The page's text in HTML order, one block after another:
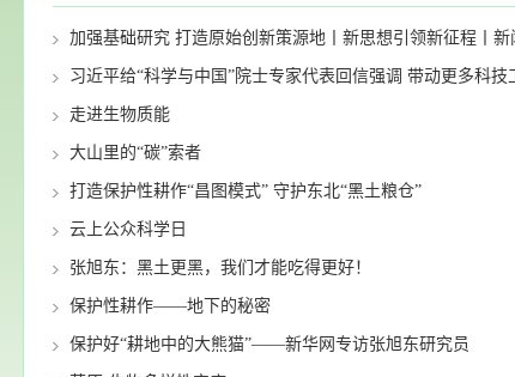
加强基础研究 打造原始创新策源地丨新思想引领新征程丨新
走进生物质能
大山里的“碳”索者
打造保护性耕作“昌图模式” 守护东北“黑土粮仓”
云上公众科学日
张旭东：黑土更黑，我们才能吃得更好！
保护性耕作——地下的秘密
保护好“耕地中的大熊猫”——新华网专访张旭东研究员